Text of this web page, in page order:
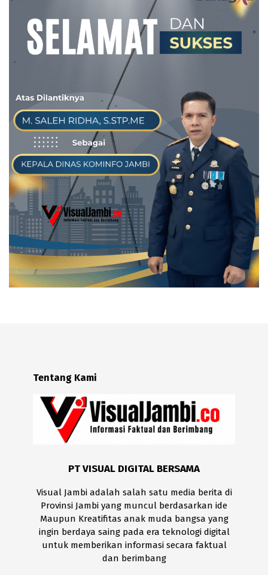
Tentang Kami
PT VISUAL DIGITAL BERSAMA
Visual Jambi adalah salah satu media berita di
Provinsi Jambi yang muncul berdasarkan ide
Maupun Kreatifitas anak muda bangsa yang
ingin berdaya saing pada era teknologi digital
untuk memberikan informasi secara faktual
dan berimbang